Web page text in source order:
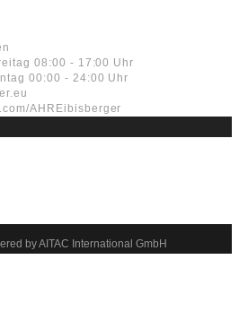
08:00 - 17:00 Uhr
00:00 - 24:00 Uhr
AHREibisberger
by AITAC International GmbH